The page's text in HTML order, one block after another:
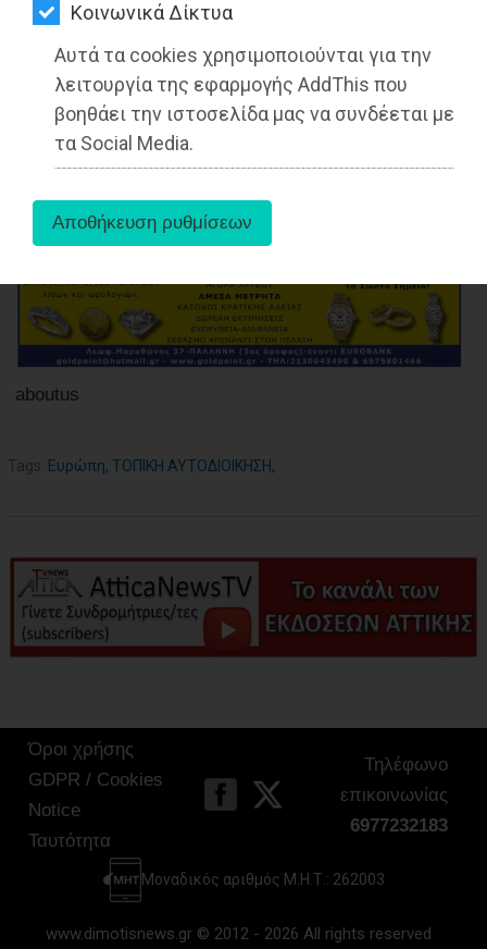
Kοινωνικά Δίκτυα
Αυτά τα cookies χρησιμοποιούνται για την
λειτουργία της εφαρμογής AddThis που
βοηθάει την ιστοσελίδα μας να συνδέεται με
τα Social Media.
ΨΙΘΥΡΟΙ
ΑΠΟΣΤΟΛΗ
ΑΡΘΡΩΝ
Διαβάστηκε 1939 φορές
13-10-2022
Από τo Dimotisnews
aboutus
Tags: Ευρώπη, ΤΟΠΙΚΗ ΑΥΤΟΔΙΟΙΚΗΣΗ,
Όροι χρήσης
GDPR / Cookies
Notice
Ταυτότητα
Τηλέφωνο
επικοινωνίας
6977232183
Μοναδικός αριθμός Μ.Η.Τ.: 262003
www.dimotisnews.gr © 2012 - 2026 All rights reserved